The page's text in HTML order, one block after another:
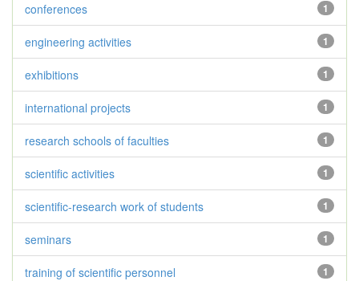
1
conferences
1
engineering activities
1
exhibitions
1
international projects
1
research schools of faculties
1
scientific activities
1
scientific-research work of students
1
seminars
1
training of scientific personnel